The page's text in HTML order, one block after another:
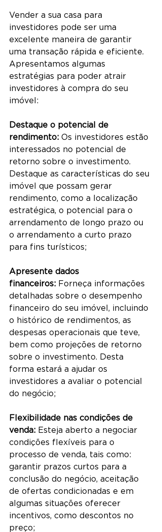
Vender a sua casa para
investidores pode ser uma
excelente maneira de garantir
uma transação rápida e eficiente.
Apresentamos algumas
estratégias para poder atrair
investidores à compra do seu
imóvel:
Destaque o potencial de
rendimento: Os investidores estão
interessados no potencial de
retorno sobre o investimento.
Destaque as características do seu
imóvel que possam gerar
rendimento, como a localização
estratégica, o potencial para o
arrendamento de longo prazo ou
o arrendamento a curto prazo
para fins turísticos;
Apresente dados
financeiros: Forneça informações
detalhadas sobre o desempenho
financeiro do seu imóvel, incluindo
o histórico de rendimentos, as
despesas operacionais que teve,
bem como projeções de retorno
sobre o investimento. Desta
forma estará a ajudar os
investidores a avaliar o potencial
do negócio;
Flexibilidade nas condições de
venda: Esteja aberto a negociar
condições flexíveis para o
processo de venda, tais como:
garantir prazos curtos para a
conclusão do negócio, aceitação
de ofertas condicionadas e em
algumas situações oferecer
incentivos, como descontos no
preço;